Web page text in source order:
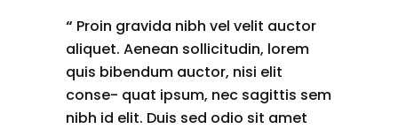
“ Proin gravida nibh vel velit auctor
aliquet. Aenean sollicitudin, lorem
quis bibendum auctor, nisi elit
conse- quat ipsum, nec sagittis sem
nibh id elit. Duis sed odio sit amet